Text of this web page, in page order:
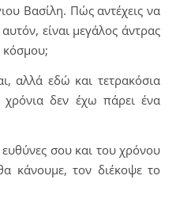
Βασίλη. Πώς αντέχεις να
είναι μεγάλος άντρας
κόσμου;
αλλά εδώ και τετρακόσια
χρόνια δεν έχω πάρει ένα
σου και του χρόνου
κάνουμε, τον διέκοψε το